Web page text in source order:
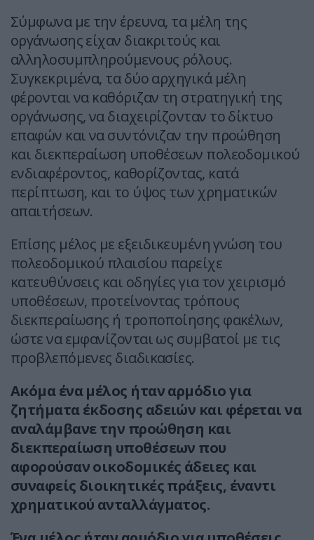
Σύμφωνα με την έρευνα, τα μέλη της
οργάνωσης είχαν διακριτούς και
αλληλοσυμπληρούμενους ρόλους.
Συγκεκριμένα, τα δύο αρχηγικά μέλη
φέρονται να καθόριζαν τη στρατηγική της
οργάνωσης, να διαχειρίζονταν το δίκτυο
επαφών και να συντόνιζαν την προώθηση
και διεκπεραίωση υποθέσεων πολεοδομικού
ενδιαφέροντος, καθορίζοντας, κατά
περίπτωση, και το ύψος των χρηματικών
απαιτήσεων.
Επίσης μέλος με εξειδικευμένη γνώση του
πολεοδομικού πλαισίου παρείχε
κατευθύνσεις και οδηγίες για τον χειρισμό
υποθέσεων, προτείνοντας τρόπους
διεκπεραίωσης ή τροποποίησης φακέλων,
ώστε να εμφανίζονται ως συμβατοί με τις
προβλεπόμενες διαδικασίες.
Ακόμα ένα μέλος ήταν αρμόδιο για
ζητήματα έκδοσης αδειών και φέρεται να
αναλάμβανε την προώθηση και
διεκπεραίωση υποθέσεων που
αφορούσαν οικοδομικές άδειες και
συναφείς διοικητικές πράξεις, έναντι
χρηματικού ανταλλάγματος.